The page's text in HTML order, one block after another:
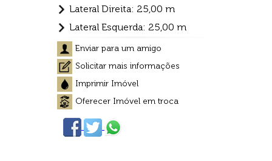
Lateral Direita: 25,00 m
Lateral Esquerda: 25,00 m
Enviar para um amigo
Solicitar mais informações
Imprimir Imóvel
Oferecer Imóvel em troca